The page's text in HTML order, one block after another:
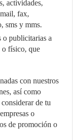
actividades,
fax,
sms y mms.
o publicitarias a
o físico, que
con nuestros
así como
de tu
o
de promoción o